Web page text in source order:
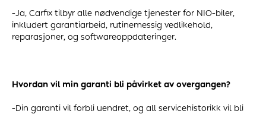
-Ja, Carfix tilbyr alle nødvendige tjenester for NIO-biler,
inkludert garantiarbeid, rutinemessig vedlikehold,
reparasjoner, og softwareoppdateringer.
Hvordan vil min garanti bli påvirket av overgangen?
-Din garanti vil forbli uendret, og all servicehistorikk vil bli